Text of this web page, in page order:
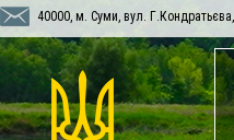
40000, м. Суми, вул.